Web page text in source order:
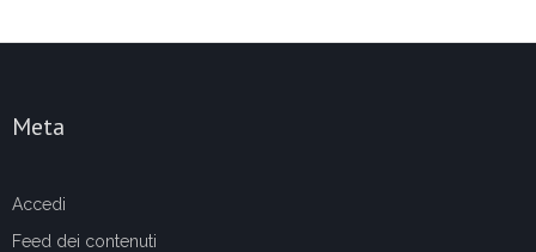
Meta
Accedi
Feed dei contenuti